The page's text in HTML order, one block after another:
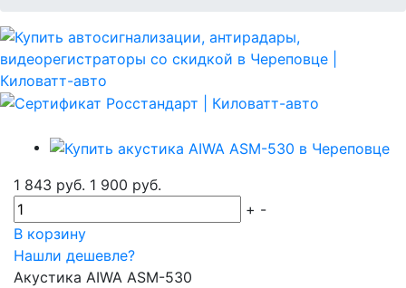
1 843 руб. 1 900 руб.
+ -
В корзину
Нашли дешевле?
Акустика AIWA ASM-530